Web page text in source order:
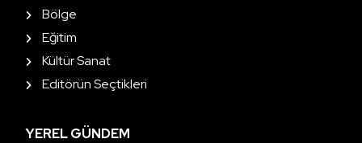
Bölge
Eğitim
Kültür Sanat
Editörün Seçtikleri
YEREL GÜNDEM